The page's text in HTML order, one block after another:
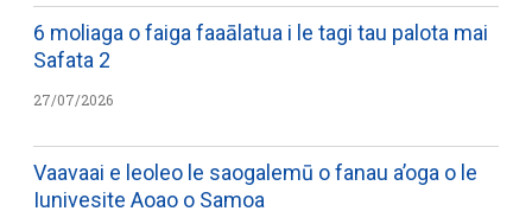
6 moliaga o faiga faaālatua i le tagi tau palota mai
Safata 2
27/07/2026
Vaavaai e leoleo le saogalemū o fanau a’oga o le
Iunivesite Aoao o Samoa